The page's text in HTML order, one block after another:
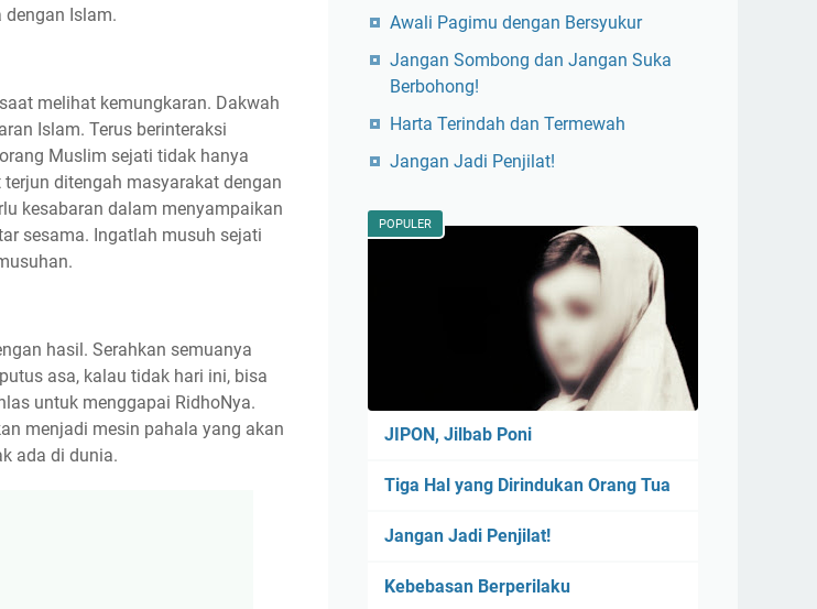
Islam.
melihat kemungkaran. Dakwah
Islam. Terus berinteraksi
Muslim sejati tidak hanya
ditengah masyarakat dengan
kesabaran dalam menyampaikan
sesama. Ingatlah musuh sejati
hasil. Serahkan semuanya
asa, kalau tidak hari ini, bisa
untuk menggapai RidhoNya.
menjadi mesin pahala yang akan
ada di dunia.
Awali Pagimu dengan Bersyukur
Jangan Sombong dan Jangan Suka
Berbohong!
Harta Terindah dan Termewah
Jangan Jadi Penjilat!
POPULER
JIPON, Jilbab Poni
Tiga Hal yang Dirindukan Orang Tua
Jangan Jadi Penjilat!
Kebebasan Berperilaku